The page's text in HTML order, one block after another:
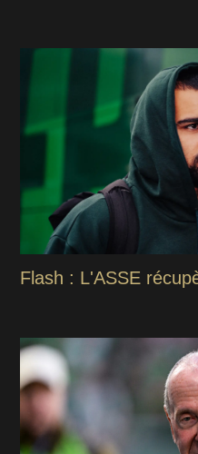
Flash : L'ASSE